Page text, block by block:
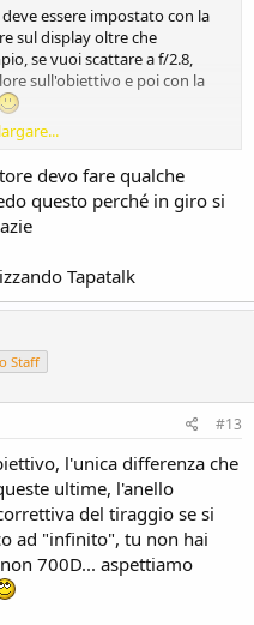
essere impostato con la
sul display oltre che
se vuoi scattare a f/2.8,
sull'obiettivo e poi con la
la sua massima apertura
devo fare qualche
questo perché in giro si
Tapatalk
Staff
#13
l'unica differenza che
ultime, l'anello
del tiraggio se si
ad "infinito", tu non hai
700D... aspettiamo